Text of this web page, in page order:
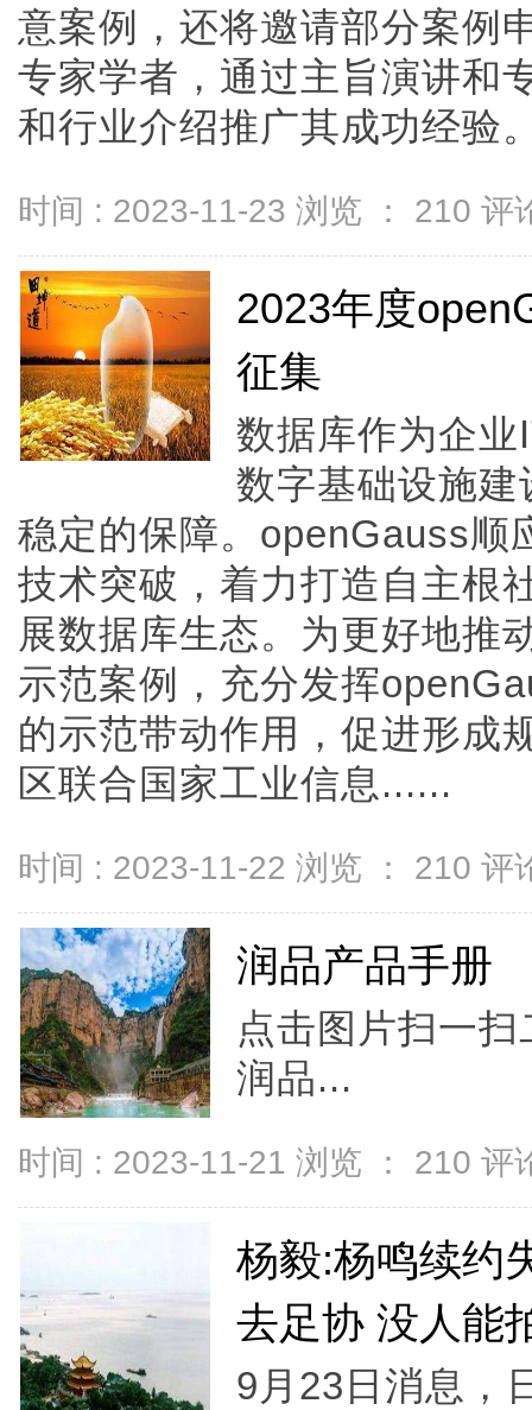
意案例，还将邀请部分案例
专家学者，通过主旨演讲和
和行业介绍推广其成功经验
时间 : 2023-11-23 浏览 ： 210 评
2023年度
征集
数据库作为企
数字基础设施
稳定的保障。openGauss顺
技术突破，着力打造自主根
展数据库生态。为更好地推
示范案例，充分发挥
的示范带动作用，促进形成
区联合国家工业信息......
时间 : 2023-11-22 浏览 ： 210 评
润品产品手册
点击图片扫一
润品...
时间 : 2023-11-21 浏览 ： 210 评
杨毅:杨鸣续约
去足协 没人能
9月23日消息，